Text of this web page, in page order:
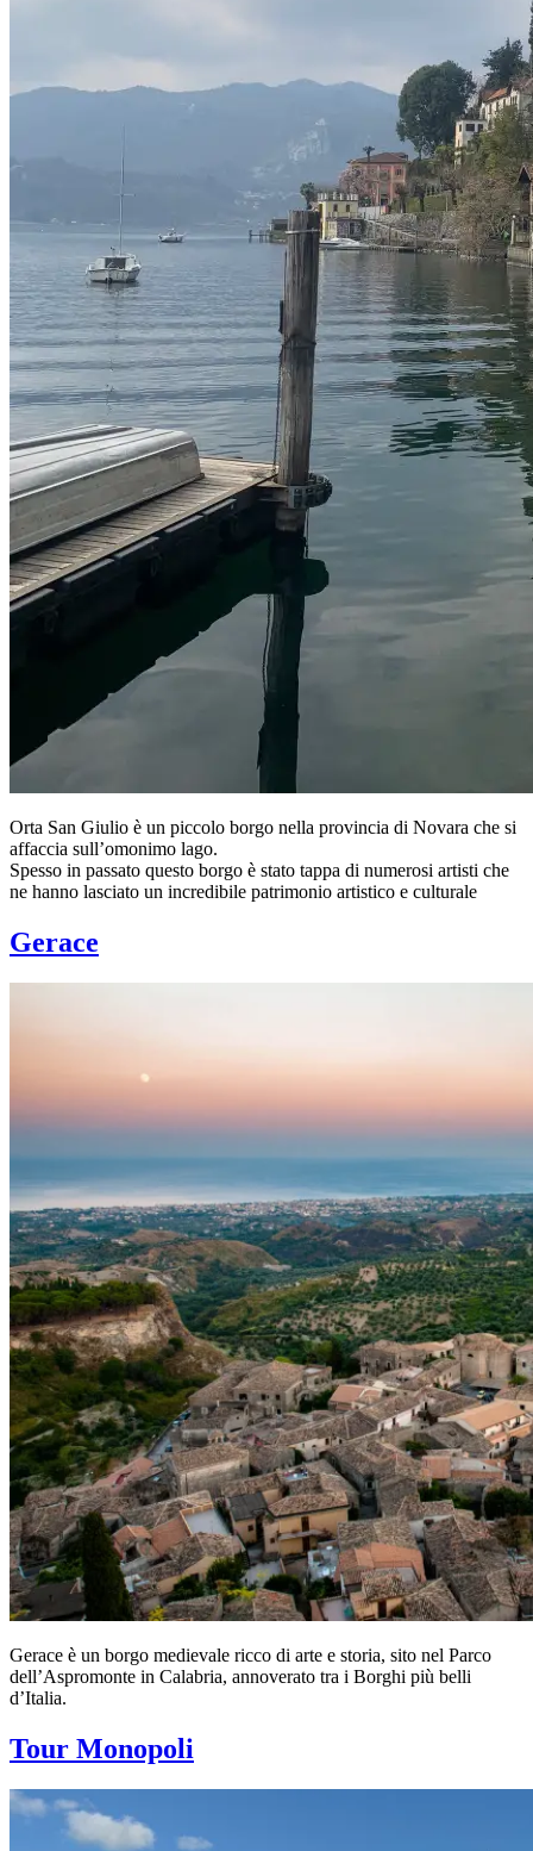
Orta San Giulio è un piccolo borgo nella provincia di Novara che si
affaccia sull’omonimo lago.
Spesso in passato questo borgo è stato tappa di numerosi artisti che
ne hanno lasciato un incredibile patrimonio artistico e culturale
Gerace
Gerace è un borgo medievale ricco di arte e storia, sito nel Parco
dell’Aspromonte in Calabria, annoverato tra i Borghi più belli
d’Italia.
Tour Monopoli